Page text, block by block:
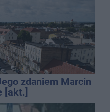
zdaniem Marcin
[akt.]